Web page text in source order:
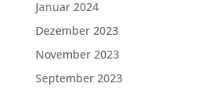
Januar 2024
Dezember 2023
November 2023
September 2023